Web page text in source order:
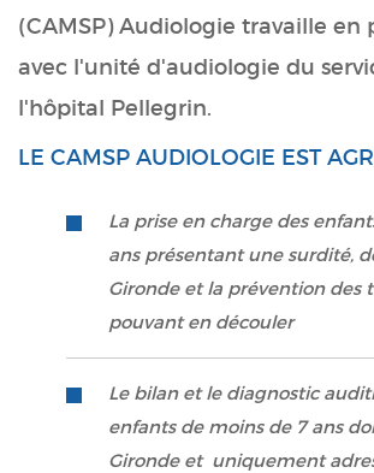
(CAMSP) Audiologie travaille en
avec l'unité d'audiologie du
l'hôpital Pellegrin.
LE CAMSP AUDIOLOGIE EST
La prise en charge des
ans présentant une surdité,
Gironde et la prévention des
pouvant en découler
Le bilan et le diagnostic
enfants de moins de 7 ans
Gironde et uniquement